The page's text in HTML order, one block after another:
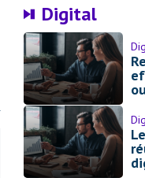
Digital
Les points